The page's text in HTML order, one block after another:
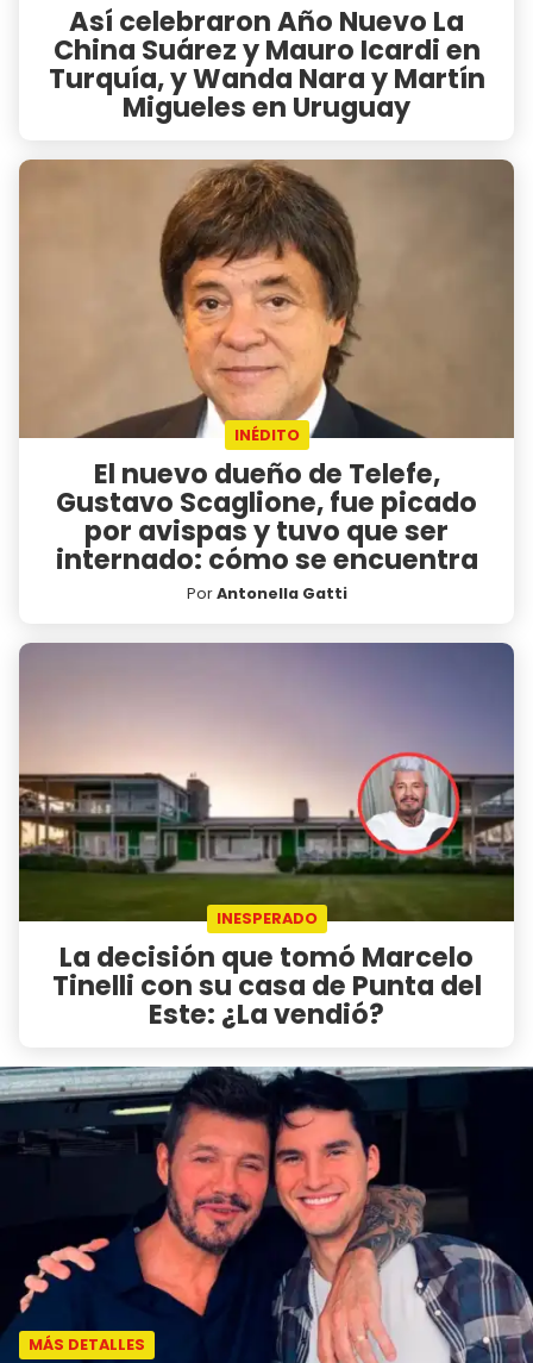
Así celebraron Año Nuevo La
China Suárez y Mauro Icardi en
Turquía, y Wanda Nara y Martín
Migueles en Uruguay
INÉDITO
El nuevo dueño de Telefe,
Gustavo Scaglione, fue picado
por avispas y tuvo que ser
internado: cómo se encuentra
PorAntonella Gatti
INESPERADO
La decisión que tomó Marcelo
Tinelli con su casa de Punta del
Este: ¿La vendió?
MÁS DETALLES